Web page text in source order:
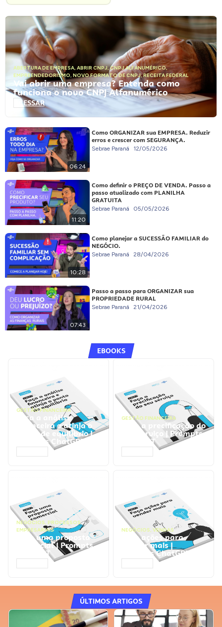
ABERTURA DE EMPRESA, ABRIR CNPJ,CNPJ ALFANUMÉRICO,
EMPREENDEDORISMO, NOVO FORMATO DE CNPJ,RECEITA FEDERAL
Vai abrir uma empresa? Entenda como
funciona o novo CNPJ Alfanumérico
ACESSAR
06:24
Como ORGANIZAR sua EMPRESA. Reduzir
erros e crescer com SEGURANÇA.
Sebrae Paraná 12/05/2026
11:20
Como definir o PREÇO DE VENDA. Passo a
passo atualizado com PLANILHA
GRATUITA
Sebrae Paraná 05/05/2026
10:28
Como planejar a SUCESSÃO FAMILIAR do
NEGÓCIO.
Sebrae Paraná 28/04/2026
07:43
Passo a passo para ORGANIZAR sua
PROPRIEDADE RURAL
Sebrae Paraná 21/04/2026
EBOOKS
GESTÃO FINANCEIRA
Faça a análise
financeira e atinja o
ponto de equilíbrio |
Prompts ChatGPT
GESTÃO FINANCEIRA
Faça a precificação do
seu serviço | Prompts
ChatGPT
NEGÓCIOS, PROCESSOS
EMPRESARIAIS
Faça uma proposta
comercial | Prompts
ChatGPT
NEGÓCIOS, VENDAS
Faça ações para
vender mais |
Prompts ChatGPT
ÚLTIMOS ARTIGOS